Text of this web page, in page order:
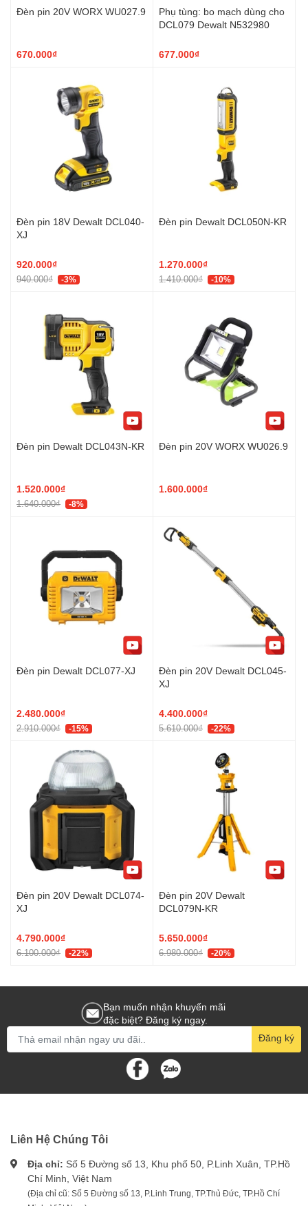
Đèn pin 20V WORX WU027.9
670.000₫
Phụ tùng: bo mạch dùng cho
DCL079 Dewalt N532980
677.000₫
Đèn pin 18V Dewalt DCL040-
XJ
920.000₫
940.000₫ -3%
Đèn pin Dewalt DCL050N-KR
1.270.000₫
1.410.000₫ -10%
Đèn pin Dewalt DCL043N-KR
1.520.000₫
1.640.000₫ -8%
Đèn pin 20V WORX WU026.9
1.600.000₫
Đèn pin Dewalt DCL077-XJ
2.480.000₫
2.910.000₫ -15%
Đèn pin 20V Dewalt DCL045-
XJ
4.400.000₫
5.610.000₫ -22%
Đèn pin 20V Dewalt DCL074-
XJ
4.790.000₫
6.100.000₫ -22%
Đèn pin 20V Dewalt
DCL079N-KR
5.650.000₫
6.980.000₫ -20%
Bạn muốn nhận khuyến mãi
đặc biệt? Đăng ký ngay.
Đăng ký
Liên Hệ Chúng Tôi
Địa chỉ: Số 5 Đường số 13, Khu phố 50, P.Linh Xuân, TP.Hồ
Chí Minh, Việt Nam
(Địa chỉ cũ: Số 5 Đường số 13, P.Linh Trung, TP.Thủ Đức, TP.Hồ Chí